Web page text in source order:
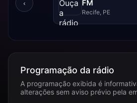
‹
FM
Recife, PE
Programação da rádio
A programação exibida é
alterações sem aviso prévio pela